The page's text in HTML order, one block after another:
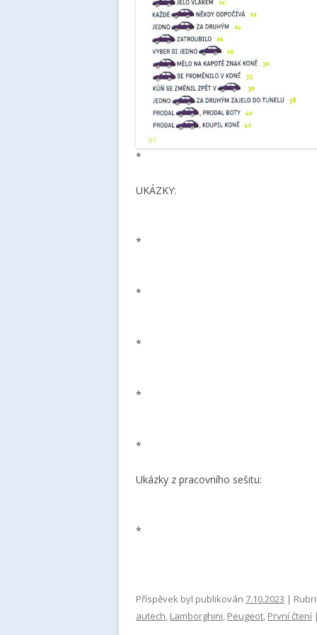
*
UKÁZKY:
*
*
*
*
*
Ukázky z pracovního sešitu:
*
Příspěvek byl publikován 7.10.2023 |
autech Lamborghini Peugeot První čtení